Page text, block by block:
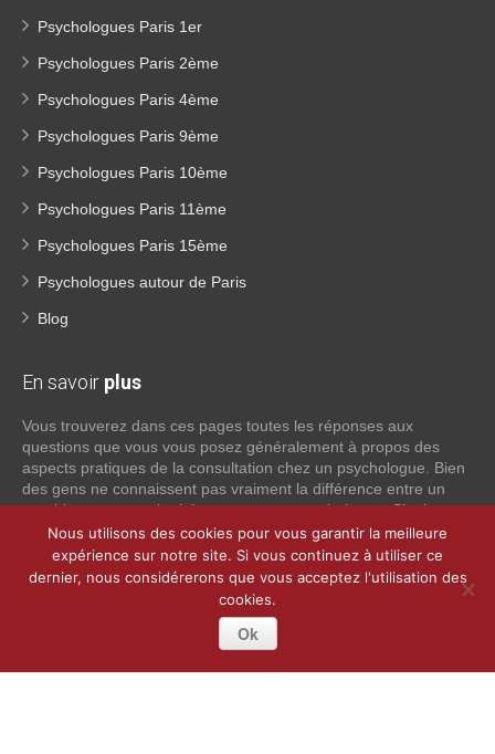
Psychologues Paris 1er
Psychologues Paris 2ème
Psychologues Paris 4ème
Psychologues Paris 9ème
Psychologues Paris 10ème
Psychologues Paris 11ème
Psychologues Paris 15ème
Psychologues autour de Paris
Blog
En savoir plus
Vous trouverez dans ces pages toutes les réponses aux
questions que vous vous posez généralement à propos des
aspects pratiques de la consultation chez un psychologue. Bien
des gens ne connaissent pas vraiment la différence entre un
psychiatre, un psychothérapeute et un psychologue. Si tel est
votre cas, voici quelques définitions qui devraient clarifier les
choses, n’hésitez pas à nous contacter:
Lire la suite
Nous utilisons des cookies pour vous garantir la meilleure
expérience sur notre site. Si vous continuez à utiliser ce
dernier, nous considérerons que vous acceptez l'utilisation des
cookies.
Ok